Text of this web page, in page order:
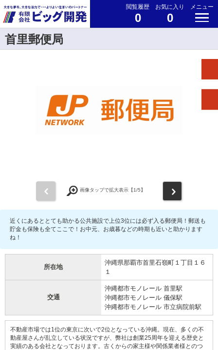
閲覧履歴
0
お気に入り
0
メニュー
首里郵便局
画像タップで拡大表示【1/5】
近くにあるととても助かる公共施設で上位3位には必ず入る郵便局！郵送も
貯金も保険も全てここで！お中元、お歳暮などの時期も近いと助かります
ね！
所在地
沖縄県那覇市首里石嶺町１丁目１６
１
交通
沖縄都市モノレール 首里駅
沖縄都市モノレール 儀保駅
沖縄都市モノレール 市立病院前駅
不動産市場では1位の東京に次いで2位となっている沖縄。現在、多くの不
動産屋さんが乱立している状況ですが、弊社は創業25周年を迎える歴史と
実績のある会社となっております。古くからの家主様や関係業者様とのつ